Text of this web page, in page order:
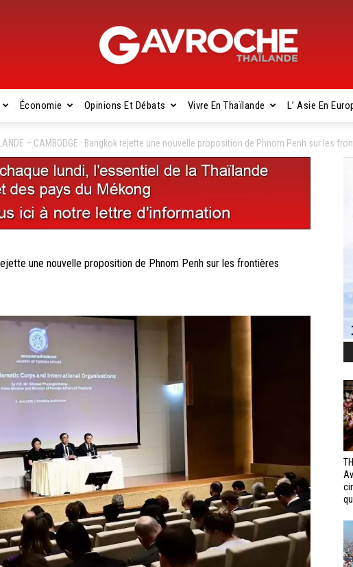
Gavroche
Économie Opinions Et Débats Vivre En Thaïlande L’ Asie En
– CAMBODGE : Bangkok rejette une nouvelle proposition de Phnom Penh sur les
une nouvelle proposition de Phnom Penh sur les frontières